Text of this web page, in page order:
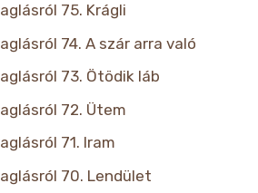
75. Krágli
74. A szár arra való
73. Ötödik láb
72. Ütem
71. Iram
70. Lendület